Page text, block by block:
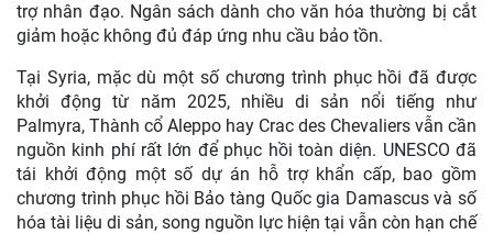
trợ nhân đạo. Ngân sách dành cho văn hóa thường bị cắt
giảm hoặc không đủ đáp ứng nhu cầu bảo tồn.
Tại Syria, mặc dù một số chương trình phục hồi đã được
khởi động từ năm 2025, nhiều di sản nổi tiếng như
Palmyra, Thành cổ Aleppo hay Crac des Chevaliers vẫn cần
nguồn kinh phí rất lớn để phục hồi toàn diện. UNESCO đã
tái khởi động một số dự án hỗ trợ khẩn cấp, bao gồm
chương trình phục hồi Bảo tàng Quốc gia Damascus và số
hóa tài liệu di sản, song nguồn lực hiện tại vẫn còn hạn chế